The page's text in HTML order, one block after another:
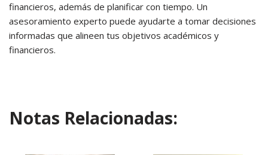
financieros, además de planificar con tiempo. Un
asesoramiento experto puede ayudarte a tomar decisiones
informadas que alineen tus objetivos académicos y
financieros.
Notas Relacionadas: